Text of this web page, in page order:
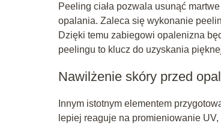
Peeling ciała pozwala usunąć
opalania. Zaleca się wykonanie
Dzięki temu zabiegowi opalenizna
peelingu to klucz do uzyskania
Nawilżenie skóry przed
Innym istotnym elementem
lepiej reaguje na promieniowanie